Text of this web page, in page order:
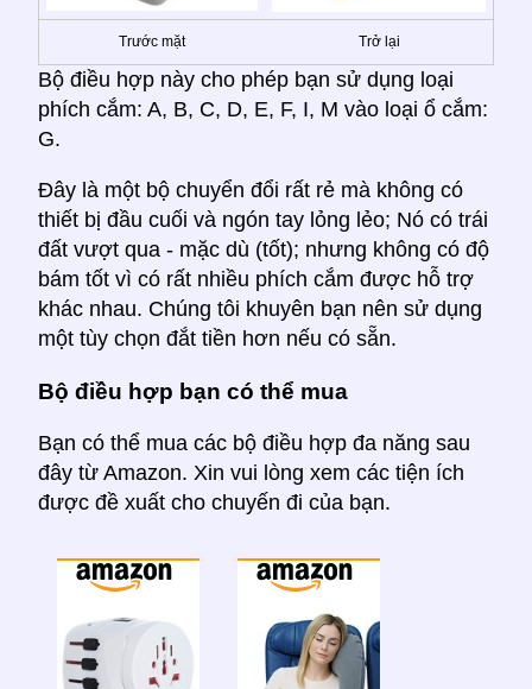
Trước mặt Trở lại
Bộ điều hợp này cho phép bạn sử dụng loại
phích cắm: A, B, C, D, E, F, I, M vào loại ổ cắm:
G.
Đây là một bộ chuyển đổi rất rẻ mà không có
thiết bị đầu cuối và ngón tay lỏng lẻo; Nó có trái
đất vượt qua - mặc dù (tốt); nhưng không có độ
bám tốt vì có rất nhiều phích cắm được hỗ trợ
khác nhau. Chúng tôi khuyên bạn nên sử dụng
một tùy chọn đắt tiền hơn nếu có sẵn.
Bộ điều hợp bạn có thể mua
Bạn có thể mua các bộ điều hợp đa năng sau
đây từ Amazon. Xin vui lòng xem các tiện ích
được đề xuất cho chuyến đi của bạn.